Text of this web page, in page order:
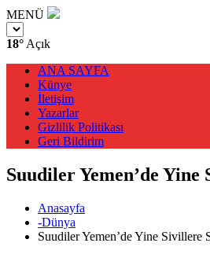
MENÜ
18° Açık
ANA SAYFA
Künye
İletişim
Yazarlar
Gizlilik Politikası
Geri Bildirim
Suudiler Yemen’de Yine
Anasayfa
-Dünya
Suudiler Yemen’de Yine Sivillere